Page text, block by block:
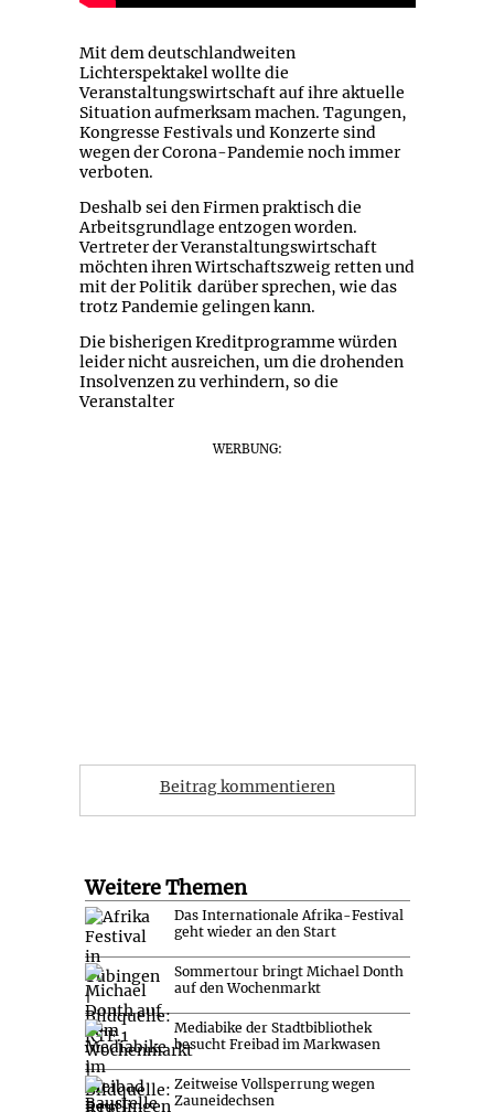
Mit dem deutschlandweiten
Lichterspektakel wollte die
Veranstaltungswirtschaft auf ihre aktuelle
Situation aufmerksam machen. Tagungen,
Kongresse Festivals und Konzerte sind
wegen der Corona-Pandemie noch immer
verboten.
Deshalb sei den Firmen praktisch die
Arbeitsgrundlage entzogen worden.
Vertreter der Veranstaltungswirtschaft
möchten ihren Wirtschaftszweig retten und
mit der Politik darüber sprechen, wie das
trotz Pandemie gelingen kann.
Die bisherigen Kreditprogramme würden
leider nicht ausreichen, um die drohenden
Insolvenzen zu verhindern, so die
Veranstalter
WERBUNG:
Beitrag kommentieren
Weitere Themen
Das Internationale Afrika-Festival
geht wieder an den Start
Sommertour bringt Michael Donth
auf den Wochenmarkt
Mediabike der Stadtbibliothek
besucht Freibad im Markwasen
Zeitweise Vollsperrung wegen
Zauneidechsen